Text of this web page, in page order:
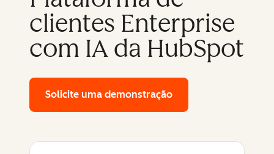
clientes Enterprise
com IA da HubSpot
Solicite uma demonstração